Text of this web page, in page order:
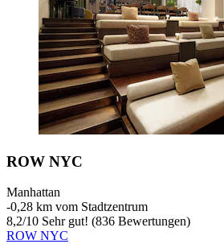
ROW NYC
Manhattan
‐0,28 km vom Stadtzentrum
8,2/10 Sehr gut! (836 Bewertungen)
ROW NYC